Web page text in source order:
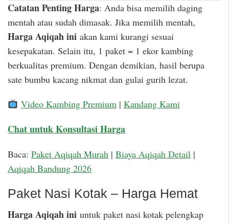
Catatan Penting Harga: Anda bisa memilih daging
mentah atau sudah dimasak. Jika memilih mentah,
Harga Aqiqah ini akan kami kurangi sesuai
kesepakatan. Selain itu, 1 paket = 1 ekor kambing
berkualitas premium. Dengan demikian, hasil berupa
sate bumbu kacang nikmat dan gulai gurih lezat.
Video Kambing Premium| Kandang Kami
Chat untuk Konsultasi Harga
Baca: Paket Aqiqah Murah | Biaya Aqiqah Detail |
Aqiqah Bandung 2026
Paket Nasi Kotak – Harga Hemat
Harga Aqiqah ini untuk paket nasi kotak pelengkap